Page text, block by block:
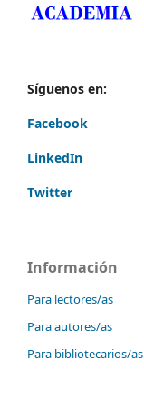
Síguenos en:
Facebook
LinkedIn
Twitter
Información
Para lectores/as
Para autores/as
Para bibliotecarios/as